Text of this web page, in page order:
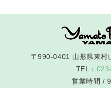
〒990-0401 山形県東村
TEL：
営業時間 /